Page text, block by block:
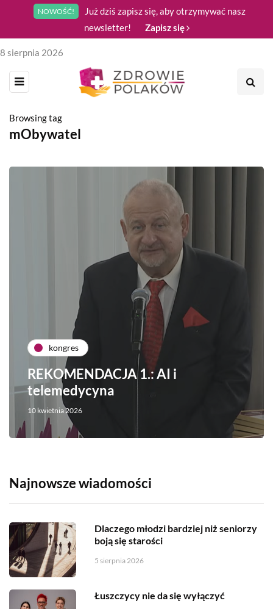
NOWOŚĆ!
Już dziś zapisz się, aby otrzymywać nasz
newsletter!
Zapisz się
8 sierpnia 2026
Browsing tag
mObywatel
kongres
REKOMENDACJA 1.: AI i
telemedycyna
10 kwietnia 2026
Najnowsze wiadomości
Dlaczego młodzi bardziej niż seniorzy
boją się starości
5 sierpnia 2026
Łuszczycy nie da się wyłączyć